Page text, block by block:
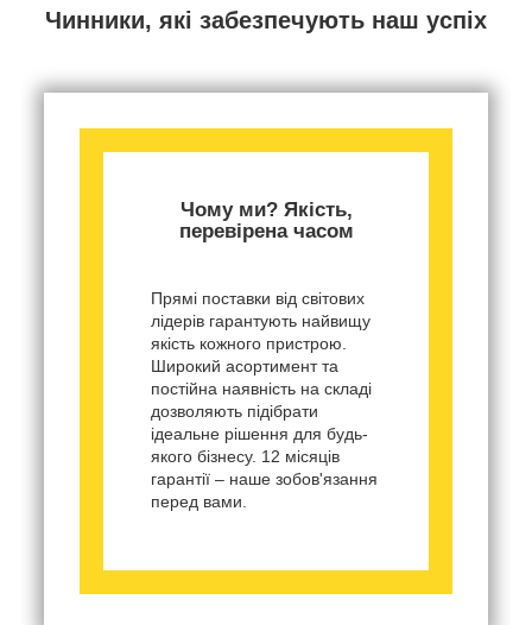
Чинники, які забезпечують наш успіх
Чому ми? Якість,
перевірена часом
Прямі поставки від світових
лідерів гарантують найвищу
якість кожного пристрою.
Широкий асортимент та
постійна наявність на складі
дозволяють підібрати
ідеальне рішення для будь-
якого бізнесу. 12 місяців
гарантії – наше зобов'язання
перед вами.